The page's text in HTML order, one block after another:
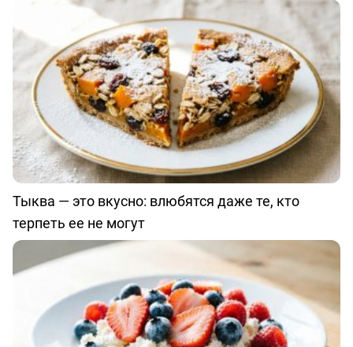
Тыква — это вкусно: влюбятся даже те, кто
терпеть ее не могут